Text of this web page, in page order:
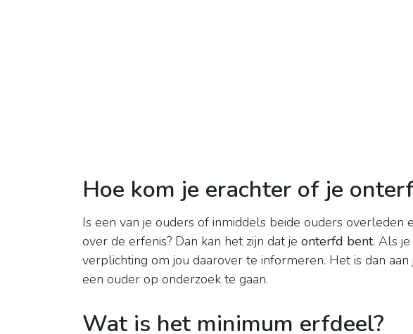
Hoe kom je erachter of je
Is een van je ouders of inmiddels beide ouders
over de erfenis? Dan kan het zijn dat je onterfd bent. Als je
verplichting om jou daarover te informeren. Het is dan
een ouder op onderzoek te gaan.
Wat is het minimum erfdeel?